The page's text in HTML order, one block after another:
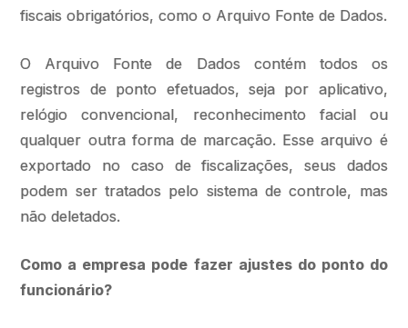
fiscais obrigatórios, como o Arquivo Fonte de Dados.
O Arquivo Fonte de Dados contém todos os
registros de ponto efetuados, seja por aplicativo,
relógio convencional, reconhecimento facial ou
qualquer outra forma de marcação. Esse arquivo é
exportado no caso de fiscalizações, seus dados
podem ser tratados pelo sistema de controle, mas
não deletados.
Como a empresa pode fazer ajustes do ponto do
funcionário?